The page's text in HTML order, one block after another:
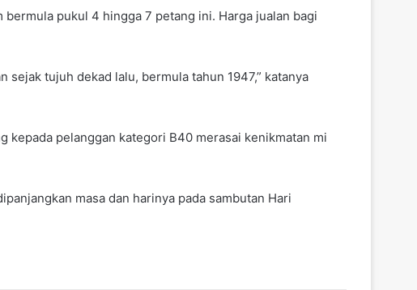
pukul 4 hingga 7 petang ini. Harga jualan bagi
tujuh dekad lalu, bermula tahun 1947,” katanya
kepada pelanggan kategori B40 merasai kenikmatan mi
masa dan harinya pada sambutan Hari